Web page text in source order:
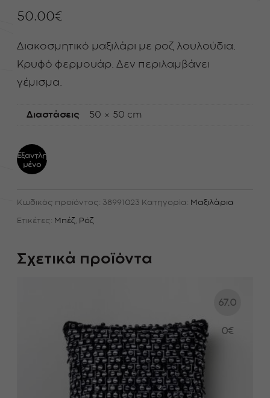
50.00€
Διακοσμητικό μαξιλάρι με ροζ λουλούδια.
Κρυφό φερμουάρ. Δεν περιλαμβάνει
γέμισμα.
Διαστάσεις 50 × 50 cm
Εξαντλη
μένο
Κωδικός προϊόντος: 38991023 Κατηγορία: Μαξιλάρια
Ετικέτες: Μπέζ Ρόζ
Σχετικά προϊόντα
67.0
0€